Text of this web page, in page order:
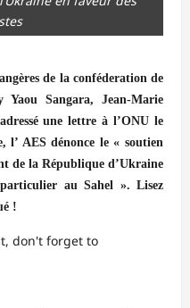
de la conféderation de
Yaou Sangara, Jean-Marie
une lettre à l’ONU le
l’ AES dénonce le « soutien
de la République d’Ukraine
au Sahel ». Lisez
!
don't forget to